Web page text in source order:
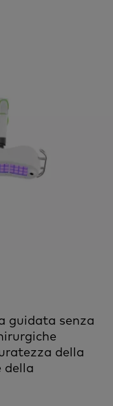
guidata senza
della
della